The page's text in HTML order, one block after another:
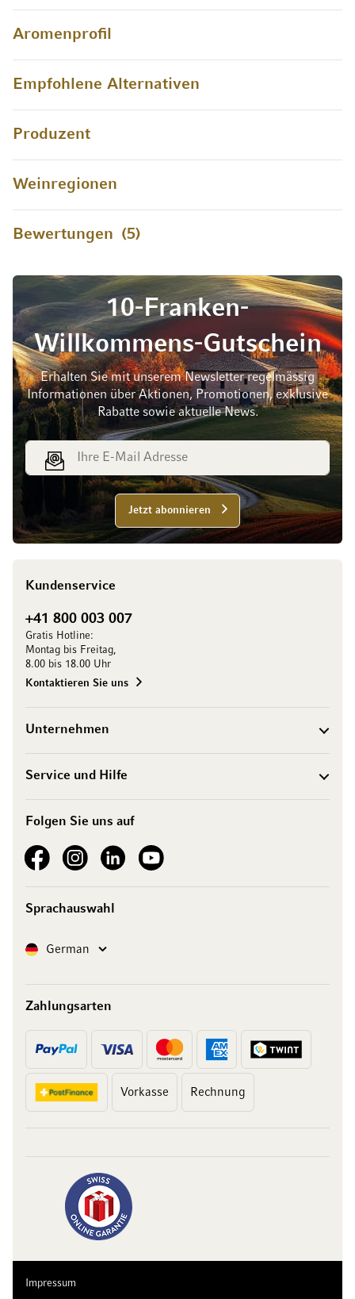
Aromenprofil
Empfohlene Alternativen
Produzent
Weinregionen
Bewertungen 5
10-Franken-
Willkommens-Gutschein
Erhalten Sie mit unserem Newsletter regelmässig
Informationen über Aktionen, Promotionen, exklusive
Rabatte sowie aktuelle News.
E-Mail Adresse
Jetzt abonnieren
Kundenservice
+41 800 003 007
Gratis Hotline:
Montag bis Freitag,
8.00 bis 18.00 Uhr
Kontaktieren Sie uns
Unternehmen
Service und Hilfe
Folgen Sie uns auf
See our FacebookSee our Instagram account
See our LinkedInSee our YouTube channel
Sprachauswahl
SpracheGerman
Zahlungsarten
Vorkasse Rechnung
Impressum